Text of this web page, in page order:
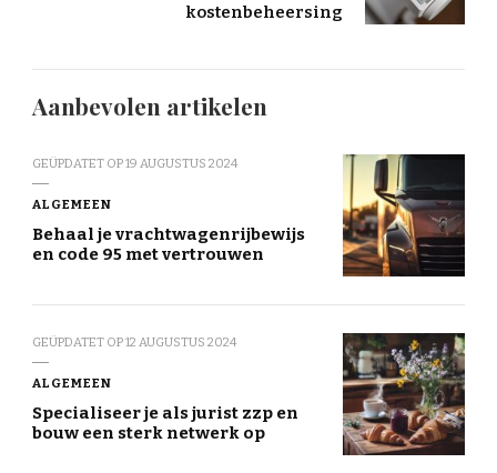
kostenbeheersing
Aanbevolen artikelen
GEÜPDATET OP19 AUGUSTUS 2024
ALGEMEEN
Behaal je vrachtwagenrijbewijs
en code 95 met vertrouwen
GEÜPDATET OP12 AUGUSTUS 2024
ALGEMEEN
Specialiseer je als jurist zzp en
bouw een sterk netwerk op